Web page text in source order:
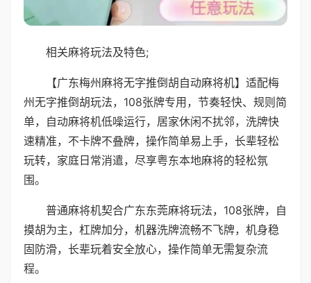
相关麻将玩法及特色;
【广东梅州麻将无字推倒胡自动麻将机】适配梅
州无字推倒胡玩法，108张牌专用，节奏轻快、规则简
单，自动麻将机低噪运行，居家休闲不扰邻，洗牌快
速精准，不卡牌不叠牌，操作简单易上手，长辈轻松
玩转，家庭日常消遣，尽享粤东本地麻将的轻松氛
围。
普通麻将机契合广东东莞麻将玩法，108张牌，自
摸胡为主，杠牌加分，机器洗牌流畅不飞牌，机身稳
固防滑，长辈玩着安全放心，操作简单无需复杂流
程。